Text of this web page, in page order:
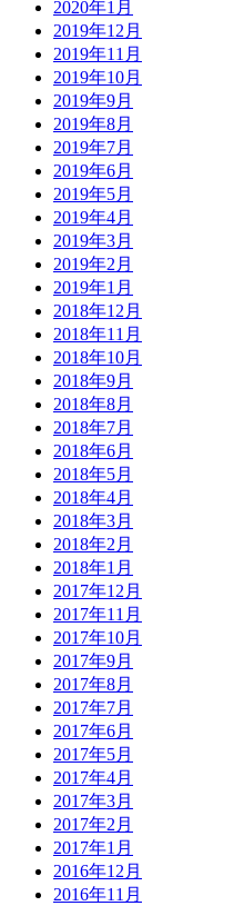
2020年1月
2019年12月
2019年11月
2019年10月
2019年9月
2019年8月
2019年7月
2019年6月
2019年5月
2019年4月
2019年3月
2019年2月
2019年1月
2018年12月
2018年11月
2018年10月
2018年9月
2018年8月
2018年7月
2018年6月
2018年5月
2018年4月
2018年3月
2018年2月
2018年1月
2017年12月
2017年11月
2017年10月
2017年9月
2017年8月
2017年7月
2017年6月
2017年5月
2017年4月
2017年3月
2017年2月
2017年1月
2016年12月
2016年11月